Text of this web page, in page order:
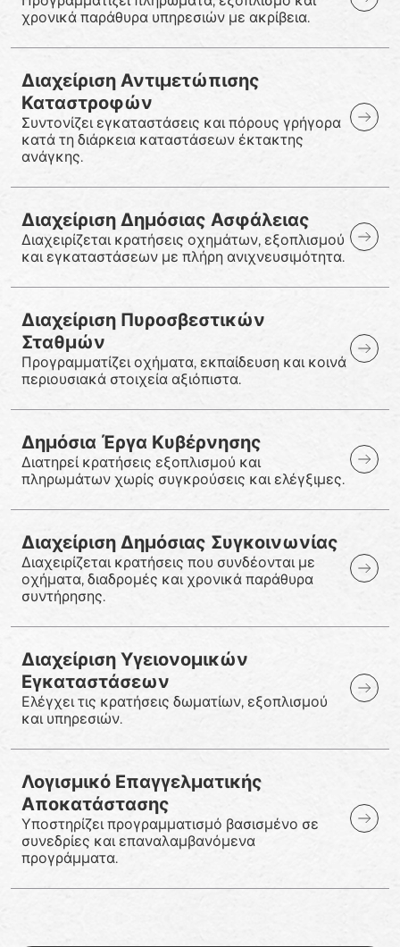
χρονικά παράθυρα υπηρεσιών με ακρίβεια.
Διαχείριση Αντιμετώπισης
Καταστροφών
Συντονίζει εγκαταστάσεις και πόρους γρήγορα
κατά τη διάρκεια καταστάσεων έκτακτης
ανάγκης.
Διαχείριση Δημόσιας Ασφάλειας
Διαχειρίζεται κρατήσεις οχημάτων, εξοπλισμού
και εγκαταστάσεων με πλήρη ανιχνευσιμότητα.
Διαχείριση Πυροσβεστικών
Σταθμών
Προγραμματίζει οχήματα, εκπαίδευση και κοινά
περιουσιακά στοιχεία αξιόπιστα.
Δημόσια Έργα Κυβέρνησης
Διατηρεί κρατήσεις εξοπλισμού και
πληρωμάτων χωρίς συγκρούσεις και ελέγξιμες.
Διαχείριση Δημόσιας Συγκοινωνίας
Διαχειρίζεται κρατήσεις που συνδέονται με
οχήματα, διαδρομές και χρονικά παράθυρα
συντήρησης.
Διαχείριση Υγειονομικών
Εγκαταστάσεων
Ελέγχει τις κρατήσεις δωματίων, εξοπλισμού
και υπηρεσιών.
Λογισμικό Επαγγελματικής
Αποκατάστασης
Υποστηρίζει προγραμματισμό βασισμένο σε
συνεδρίες και επαναλαμβανόμενα
προγράμματα.